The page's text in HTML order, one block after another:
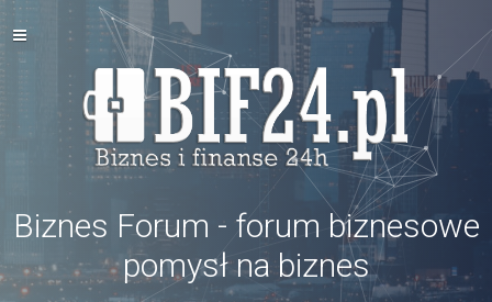
Biznes Forum - forum biznesowe
pomysł na biznes